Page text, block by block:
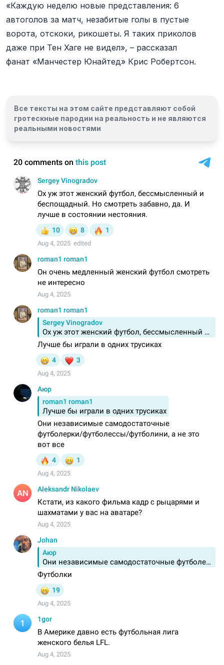
«Каждую неделю новые представления: 6
автоголов за матч, незабитые голы в пустые
ворота, отскоки, рикошеты. Я таких приколов
даже при Тен Хаге не видел», – рассказал
фанат «Манчестер Юнайтед» Крис Робертсон.
Все тексты на этом сайте представляют собой
гротескные пародии на реальность и не являются
реальными новостями